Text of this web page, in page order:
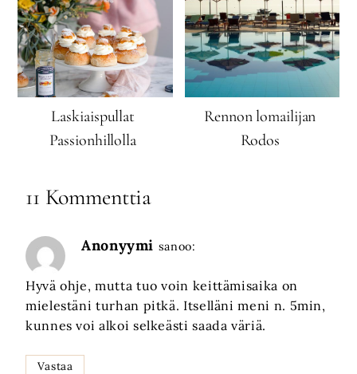
Laskiaispullat
Passionhillolla
Rennon lomailijan
Rodos
11 Kommenttia
Anonyymi sanoo:
Hyvä ohje, mutta tuo voin keittämisaika on
mielestäni turhan pitkä. Itselläni meni n. 5min,
kunnes voi alkoi selkeästi saada väriä.
Vastaa